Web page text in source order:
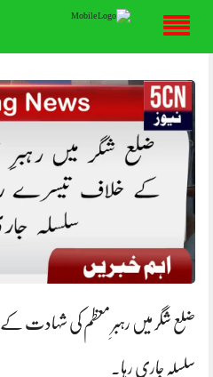
content
ضلع شگر میں رہبرِ معظم کی شہادت
سلسلہ جاری رہا۔